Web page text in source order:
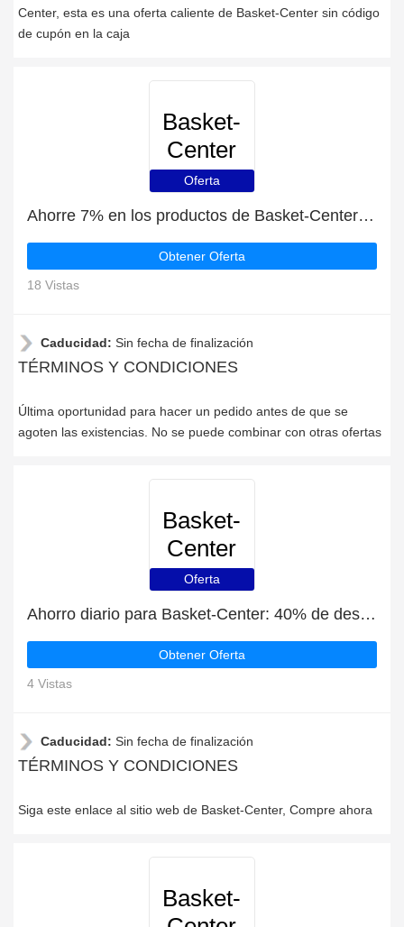
Center, esta es una oferta caliente de Basket-Center sin código
de cupón en la caja
Basket-
Center
Oferta
Ahorre 7% en los productos de Basket-Center | mejor oferta
Obtener Oferta
18 Vistas
Caducidad: Sin fecha de finalización
TÉRMINOS Y CONDICIONES
Última oportunidad para hacer un pedido antes de que se
agoten las existencias. No se puede combinar con otras ofertas
Basket-
Center
Oferta
Ahorro diario para Basket-Center: 40% de descuento, regalos y más
Obtener Oferta
4 Vistas
Caducidad: Sin fecha de finalización
TÉRMINOS Y CONDICIONES
Siga este enlace al sitio web de Basket-Center, Compre ahora
Basket-